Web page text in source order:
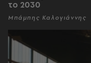
το 2030
Μπάμπης Καλογιάννης